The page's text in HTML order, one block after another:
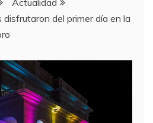
Actualidad
disfrutaron del primer día en la